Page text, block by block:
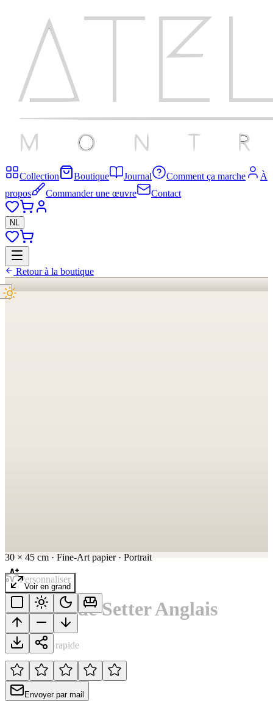
Collection Boutique Journal Comment ça marche
À
propos
Commander une œuvre Contact
NL
Retour à la boutique
30 × 45 cm · Fine-Art papier· Portrait
Voir en grand
Personnaliser
Portrait de Setter Anglais
Notation rapide
Envoyer par mail